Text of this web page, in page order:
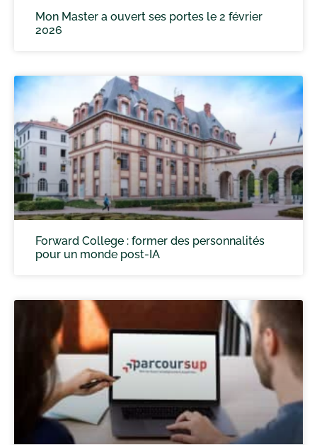
Mon Master a ouvert ses portes le 2 février
2026
Forward College : former des personnalités
pour un monde post-IA